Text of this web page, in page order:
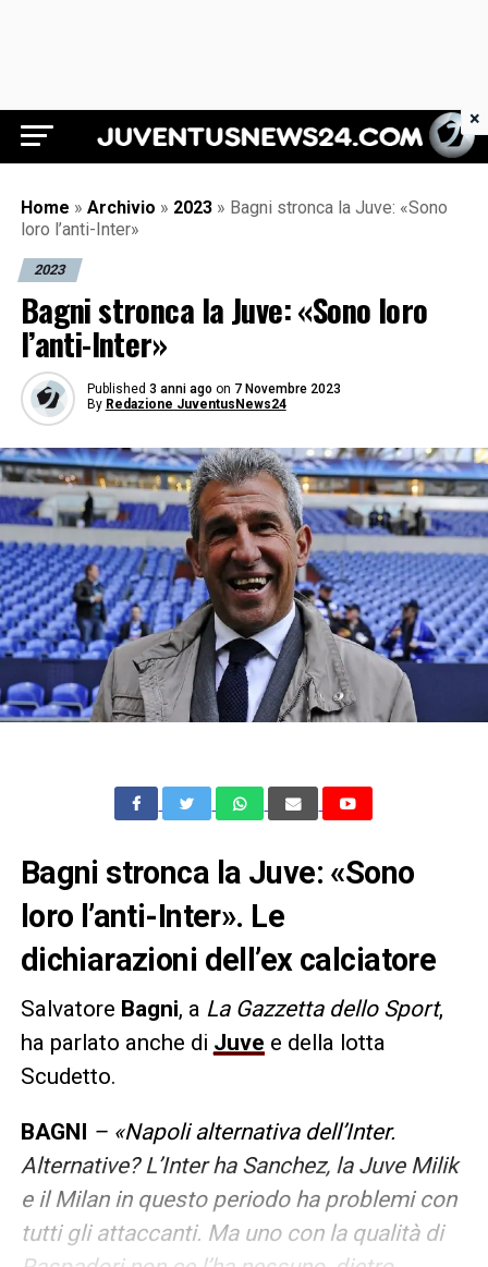
Juventus News 24
Home » Archivio » 2023 » Bagni stronca la Juve: «Sono
loro l’anti-Inter»
2023
Bagni stronca la Juve: «Sono loro
l’anti-Inter»
Published 3 anni ago on 7 Novembre 2023
By Redazione JuventusNews24
Bagni stronca la Juve: «Sono
loro l’anti-Inter». Le
dichiarazioni dell’ex calciatore
Salvatore Bagni, a La Gazzetta dello Sport,
ha parlato anche di Juve e della lotta
Scudetto.
BAGNI – «Napoli alternativa dell’Inter.
Alternative? L’Inter ha Sanchez, la Juve Milik
e il Milan in questo periodo ha problemi con
tutti gli attaccanti. Ma uno con la qualità di
×